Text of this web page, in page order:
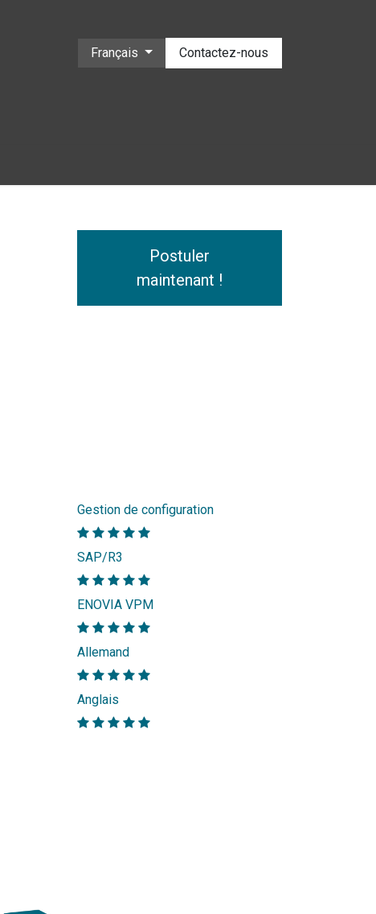
Français Contactez-nous
Postuler
maintenant !
Gestion de configuration
SAP/R3
ENOVIA VPM
Allemand
Anglais